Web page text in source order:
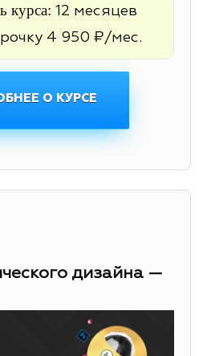
курса: 12 месяцев
4 950 ₽/мес.
О КУРСЕ
дизайна —